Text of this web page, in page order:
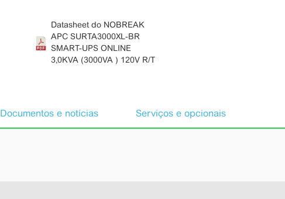
Datasheet do NOBREAK
APC SURTA3000XL-BR
SMART-UPS ONLINE
3,0KVA (3000VA ) 120V R/T
Documentos e notícias Serviços e opcionais